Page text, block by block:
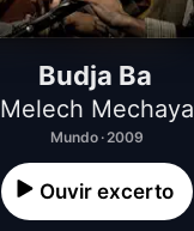
Budja Ba
Melech Mechaya
Mundo · 2009
Ouvir excerto